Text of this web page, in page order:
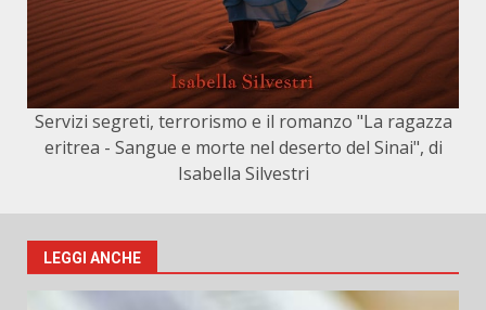
Servizi segreti, terrorismo e il romanzo "La ragazza
eritrea - Sangue e morte nel deserto del Sinai", di
Isabella Silvestri
LEGGI ANCHE